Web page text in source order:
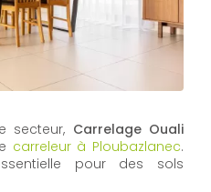
secteur, Carrelage Ouali
carreleur à Ploubazlanec.
pour des sols